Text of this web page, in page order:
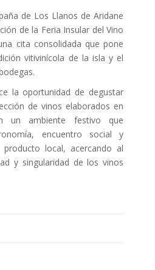
de Los Llanos de Aridane
de la Feria Insular del Vino
cita consolidada que pone
vitivinícola de la isla y el
la oportunidad de degustar
de vinos elaborados en
un ambiente festivo que
encuentro social y
local, acercando al
y singularidad de los vinos